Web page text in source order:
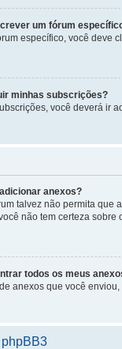
um fórum
específico, você deve
minhas subscrições?
você deverá ir
anexos?
talvez não permita que
não tem certeza
todos os meus
anexos que você